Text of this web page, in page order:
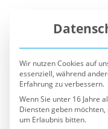
Wir nutzen Cookies auf
essenziell, während
Erfahrung zu verbessern.
Wenn Sie unter 16 Jahre
Diensten geben
um Erlaubnis bitten.